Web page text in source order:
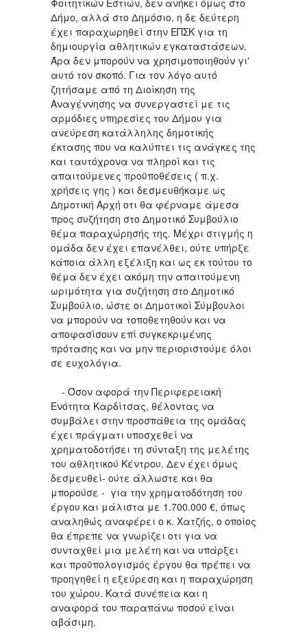
Φοιτητικών Εστιών, δεν ανήκει όμως στο
Δήμο, αλλά στο Δημόσιο, η δε δεύτερη
έχει παραχωρηθεί στην ΕΠΣΚ για τη
δημιουργία αθλητικών εγκαταστάσεων.
Άρα δεν μπορούν να χρησιμοποιηθούν γι'
αυτό τον σκοπό. Για τον λόγο αυτό
ζητήσαμε από τη Διοίκηση της
Αναγέννησης να συνεργαστεί με τις
αρμόδιες υπηρεσίες του Δήμου για
ανεύρεση κατάλληλης δημοτικής
έκτασης που να καλύπτει τις ανάγκες της
και ταυτόχρονα να πληροί και τις
απαιτούμενες προϋποθέσεις ( π.χ.
χρήσεις γης ) και δεσμευθήκαμε ως
Δημοτική Αρχή οτι θα φέρναμε άμεσα
προς συζήτηση στο Δημοτικό Συμβούλιο
θέμα παραχώρησής της. Μέχρι στιγμής η
ομάδα δεν έχει επανέλθει, ούτε υπήρξε
κάποια άλλη εξέλιξη και ως εκ τούτου το
θέμα δεν έχει ακόμη την απαιτούμενη
ωριμότητα για συζήτηση στο Δημοτικό
Συμβούλιο, ώστε οι Δημοτικοί Σύμβουλοι
να μπορούν να τοποθετηθούν και να
αποφασίσουν επί συγκεκριμένης
πρότασης και να μην περιοριστούμε όλοι
σε ευχολόγια.
- Όσον αφορά την Περιφερειακή
Ενότητα Καρδίτσας, θέλοντας να
συμβάλει στην προσπάθεια της ομάδας
έχει πράγματι υποσχεθεί να
χρηματοδοτήσει τη σύνταξη της μελέτης
του αθλητικού Κέντρου. Δεν έχει όμως
δεσμευθεί- ούτε άλλωστε και θα
μπορούσε - για την χρηματοδότηση του
έργου και μάλιστα με 1.700.000 €, όπως
αναληθώς αναφέρει ο κ. Χατζής, ο οποίος
θα έπρεπε να γνωρίζει οτι για να
συνταχθεί μια μελέτη και να υπάρξει
και προϋπολογισμός έργου θα πρέπει να
προηγηθεί η εξεύρεση και η παραχώρηση
του χώρου. Κατά συνέπεια και η
αναφορά του παραπάνω ποσού είναι
αβάσιμη.